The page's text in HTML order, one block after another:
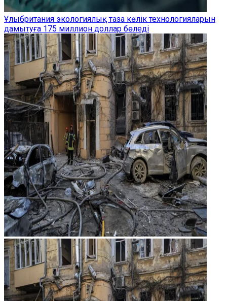
Ұлыбритания экологиялық таза көлік технологияларын
дамытуға 175 миллион доллар бөледі